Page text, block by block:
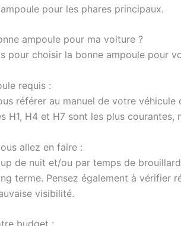
pour les phares principaux.
ampoule pour ma voiture ?
pour choisir la bonne ampoule pour
requis :
référer au manuel de votre
H1, H4 et H7 sont les plus courantes,
allez en faire :
de nuit et/ou par temps de
terme. Pensez également à vérifier
visibilité.